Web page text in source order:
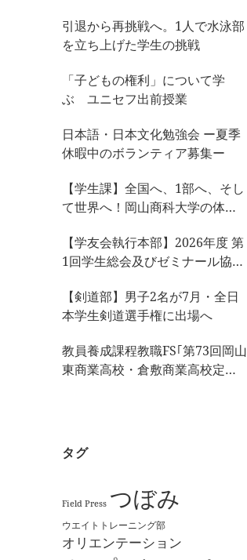
引退から再挑戦へ。1人で水泳部
を立ち上げた学生の挑戦
「子どもの権利」について学
ぶ ユニセフ出前授業
日本語・日本文化勉強会 ー夏季
休暇中のボランティア募集ー
【学生課】全国へ、1部へ、そし
て世界へ！岡山商科大学の体育
動！
【学友会執行本部】2026年度 第
1回学生総会及びゼミナール協議
ました！
【剣道部】男子2名が7月・全日
本学生剣道選手権に出場へ
教員養成課程教職FS｢第73回岡山
東商業高校・倉敷商業高校定期
タグ
Field Press つぼみ
ウエイトトレーニング部
オリエンテーション